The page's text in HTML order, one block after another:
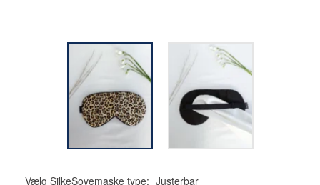
Vælg SilkeSovemaske type: Justerbar